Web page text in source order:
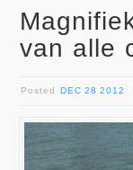
van alle
PostedDEC 28 2012